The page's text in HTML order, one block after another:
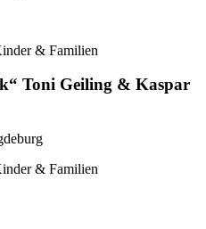
& Familien
Toni Geiling & Kaspar
& Familien